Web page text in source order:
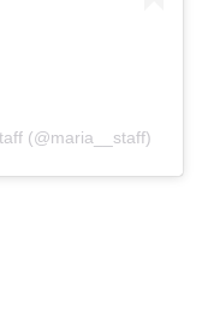
(@maria__staff)